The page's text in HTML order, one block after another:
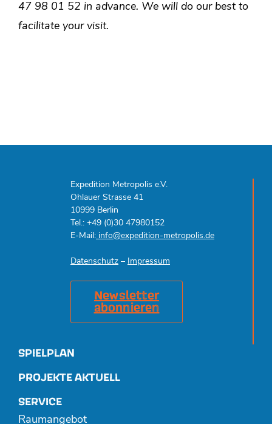
47 98 01 52 in advance. We will do our best to
facilitate your visit.
Expedition Metropolis e.V.
Ohlauer Strasse 41
10999 Berlin
Tel.: +49 (0)30 47980152
E-Mail: info@expedition-metropolis.de
Datenschutz – Impressum
Newsletter
abonnieren
SPIELPLAN
PROJEKTE AKTUELL
SERVICE
Raumangebot